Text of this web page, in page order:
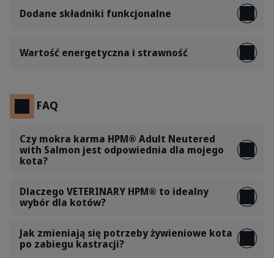
Dodane składniki funkcjonalne
Wartość energetyczna i strawność
FAQ
Czy mokra karma HPM® Adult Neutered
with Salmon jest odpowiednia dla mojego
kota?
Dlaczego VETERINARY HPM® to idealny
wybór dla kotów?
Jak zmieniają się potrzeby żywieniowe kota
po zabiegu kastracji?